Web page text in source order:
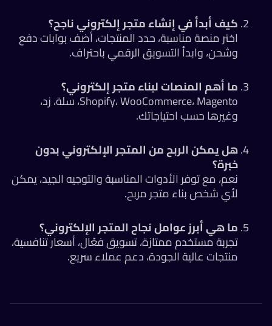
كيف أبدأ في إنشاء متجر إلكتروني ناجح؟
اختر منصة مناسبة، حدد المنتجات، أضف بوابات دفع
وشحن، وابدأ التسويق الرقمي باحتراف.
ما أهم المنصات لبناء متجر إلكتروني؟
Shopify، WooCommerce، Magento، سلة، زد،
وغيرها حسب احتياجاتك.
هل يمكن الربح من المتجر الإلكتروني بدون
خبرة؟
نعم، مع توفر الأدوات المناسبة والتوجيه الجيد، يمكن
لأي شخص بناء متجر مربح.
ما هي أبرز عوامل نجاح المتجر الإلكتروني؟
تجربة مستخدم ممتازة، تسويق فعّال، أسعار تنافسية،
منتجات عالية الجودة، دعم عملاء سريع.